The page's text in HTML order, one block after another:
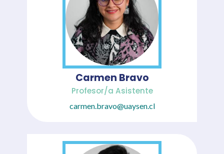
Carmen Bravo
Profesor/a Asistente
carmen.bravo@uaysen.cl